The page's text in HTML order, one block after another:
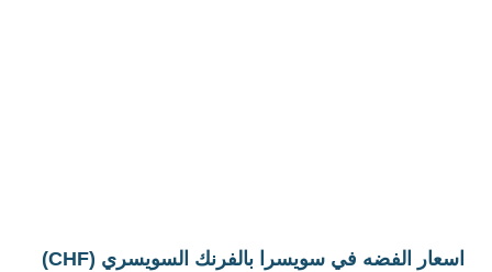
اسعار الفضه في سويسرا بالفرنك السويسري (CHF)